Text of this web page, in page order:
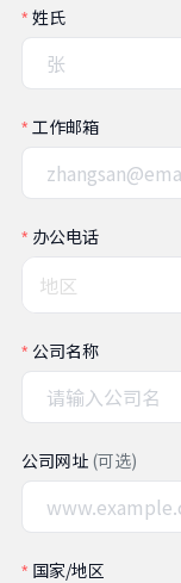
姓氏
工作邮箱
办公电话
地区
公司名称
公司网址 (可选)
国家/地区